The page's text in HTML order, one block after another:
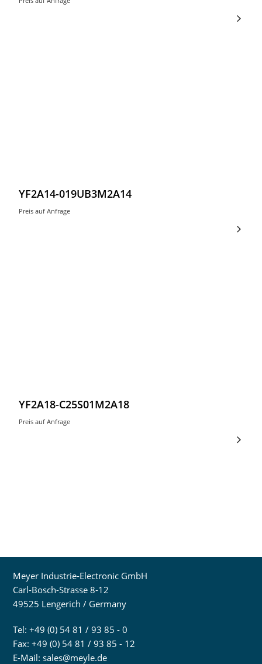
YF2A14-019UB3M2A14
Preis auf Anfrage
YF2A18-C25S01M2A18
Preis auf Anfrage
Meyer Industrie-Electronic GmbH
Carl-Bosch-Strasse 8-12
49525 Lengerich / Germany
Tel: +49 (0) 54 81 / 93 85 - 0
Fax: +49 (0) 54 81 / 93 85 - 12
E-Mail:sales@meyle.de